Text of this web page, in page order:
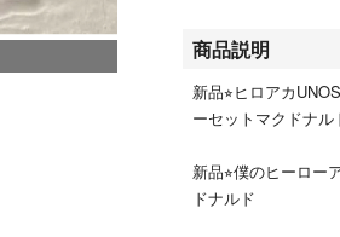
商品説明
新品⭐︎ヒロアカ
ーセットマクドナル
新品⭐︎僕のヒーロー
ドナルド